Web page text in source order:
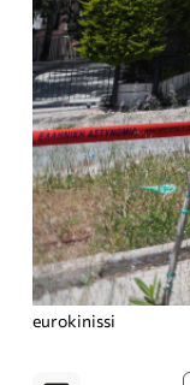
eurokinissi